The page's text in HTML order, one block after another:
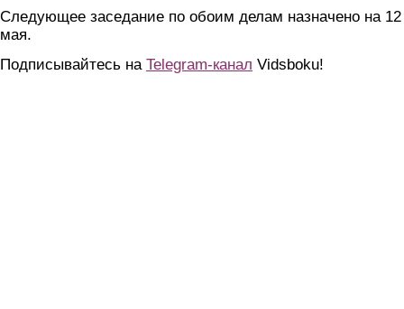
Следующее заседание по обоим делам назначено на 12
мая.
Подписывайтесь на Telegram-канал Vidsboku!